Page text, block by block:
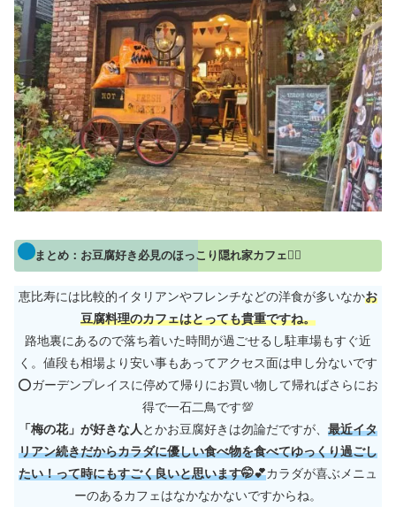
まとめ：お豆腐好き必見のほっこり隠れ家カフェ🙋‍♀️
恵比寿には比較的イタリアンやフレンチなどの洋食が多いなかお
豆腐料理のカフェはとっても貴重ですね。
路地裏にあるので落ち着いた時間が過ごせるし駐車場もすぐ近
く。値段も相場より安い事もあってアクセス面は申し分ないです
⭕ガーデンプレイスに停めて帰りにお買い物して帰ればさらにお
得で一石二鳥です💯
「梅の花」が好きな人とかお豆腐好きは勿論だですが、 最近イタ
リアン続きだからカラダに優しい食べ物を食べてゆっくり過ごし
たい！って時にもすごく良いと思います🤭💕カラダが喜ぶメニュ
ーのあるカフェはなかなかないですからね。